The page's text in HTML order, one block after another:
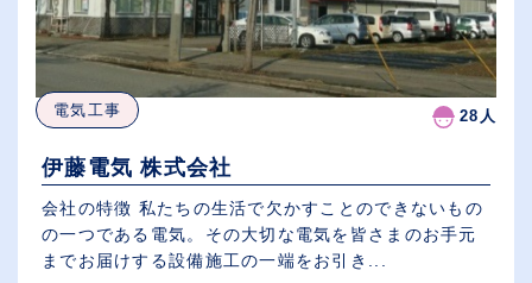
電気工事 28人
伊藤電気 株式会社
会社の特徴 私たちの生活で欠かすことのできないもの
の一つである電気。その大切な電気を皆さまのお手元
までお届けする設備施工の一端をお引き...